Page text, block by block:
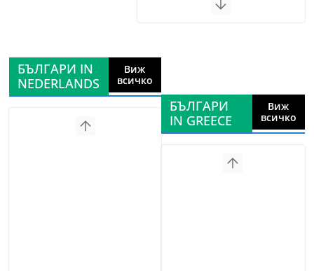
БЪЛГАРИ IN
NEDERLANDS
Виж
всичко
БЪЛГАРИ
IN GREECE
Виж
всичко